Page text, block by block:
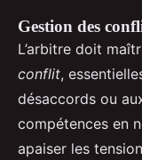
Gestion des
L’arbitre doit
conflit,
désaccords ou
compétences en
apaiser les